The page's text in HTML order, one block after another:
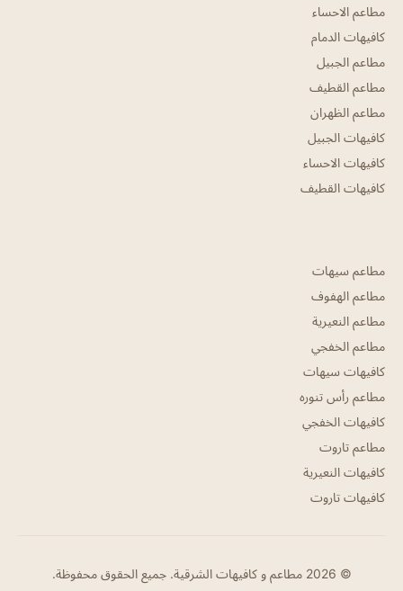
مطاعم الاحساء
كافيهات الدمام
مطاعم الجبيل
مطاعم القطيف
مطاعم الظهران
كافيهات الجبيل
كافيهات الاحساء
كافيهات القطيف
مطاعم سيهات
مطاعم الهفوف
مطاعم النعيرية
مطاعم الخفجي
كافيهات سيهات
مطاعم رأس تنوره
كافيهات الخفجي
مطاعم تاروت
كافيهات النعيرية
كافيهات تاروت
© 2026 مطاعم و كافيهات الشرقية. جميع الحقوق محفوظة.